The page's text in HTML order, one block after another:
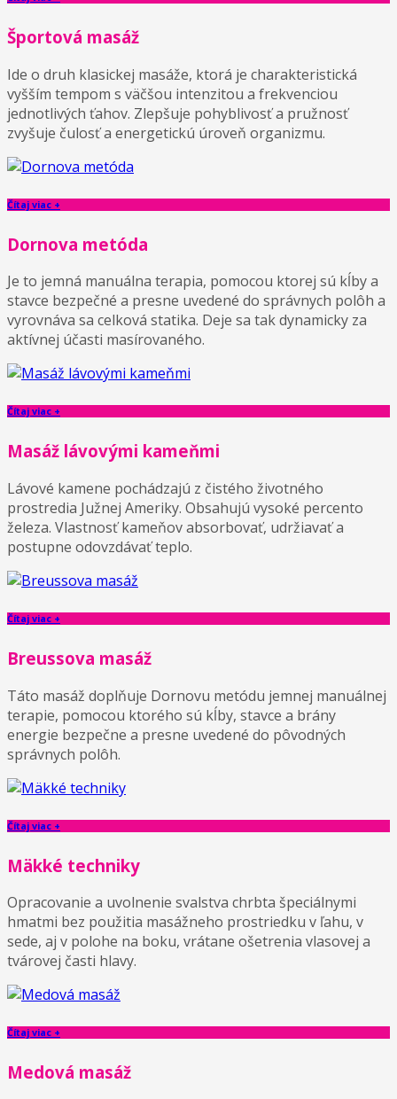
Športová masáž
Ide o druh klasickej masáže, ktorá je charakteristická
vyšším tempom s väčšou intenzitou a frekvenciou
jednotlivých ťahov. Zlepšuje pohyblivosť a pružnosť
zvyšuje čulosť a energetickú úroveň organizmu.
Čítaj viac +
Dornova metóda
Je to jemná manuálna terapia, pomocou ktorej sú kĺby a
stavce bezpečné a presne uvedené do správnych polôh a
vyrovnáva sa celková statika. Deje sa tak dynamicky za
aktívnej účasti masírovaného.
Čítaj viac +
Masáž lávovými kameňmi
Lávové kamene pochádzajú z čistého životného
prostredia Južnej Ameriky. Obsahujú vysoké percento
železa. Vlastnosť kameňov absorbovať, udržiavať a
postupne odovzdávať teplo.
Čítaj viac +
Breussova masáž
Táto masáž doplňuje Dornovu metódu jemnej manuálnej
terapie, pomocou ktorého sú kĺby, stavce a brány
energie bezpečne a presne uvedené do pôvodných
správnych polôh.
Čítaj viac +
Mäkké techniky
Opracovanie a uvolnenie svalstva chrbta špeciálnymi
hmatmi bez použitia masážneho prostriedku v ľahu, v
sede, aj v polohe na boku, vrátane ošetrenia vlasovej a
tvárovej časti hlavy.
Čítaj viac +
Medová masáž